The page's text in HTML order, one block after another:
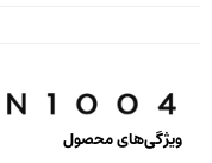
ویژگی‌های محصول